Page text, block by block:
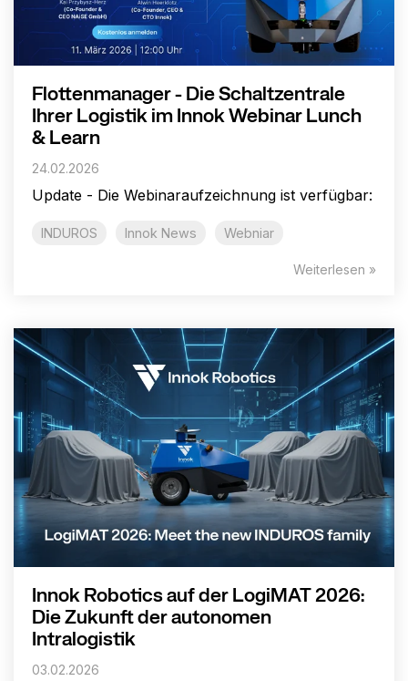
Flottenmanager - Die Schaltzentrale
Ihrer Logistik im Innok Webinar Lunch
& Learn
24.02.2026
Update - Die Webinaraufzeichnung ist verfügbar:
INDUROS Innok News Webniar
Weiterlesen »
Innok Robotics auf der LogiMAT 2026:
Die Zukunft der autonomen
Intralogistik
03.02.2026